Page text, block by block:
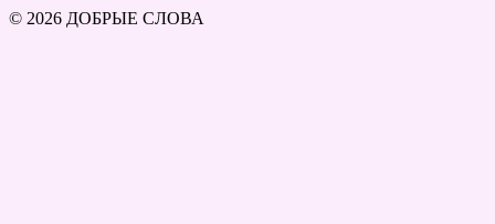
© 2026 ДОБРЫЕ СЛОВА